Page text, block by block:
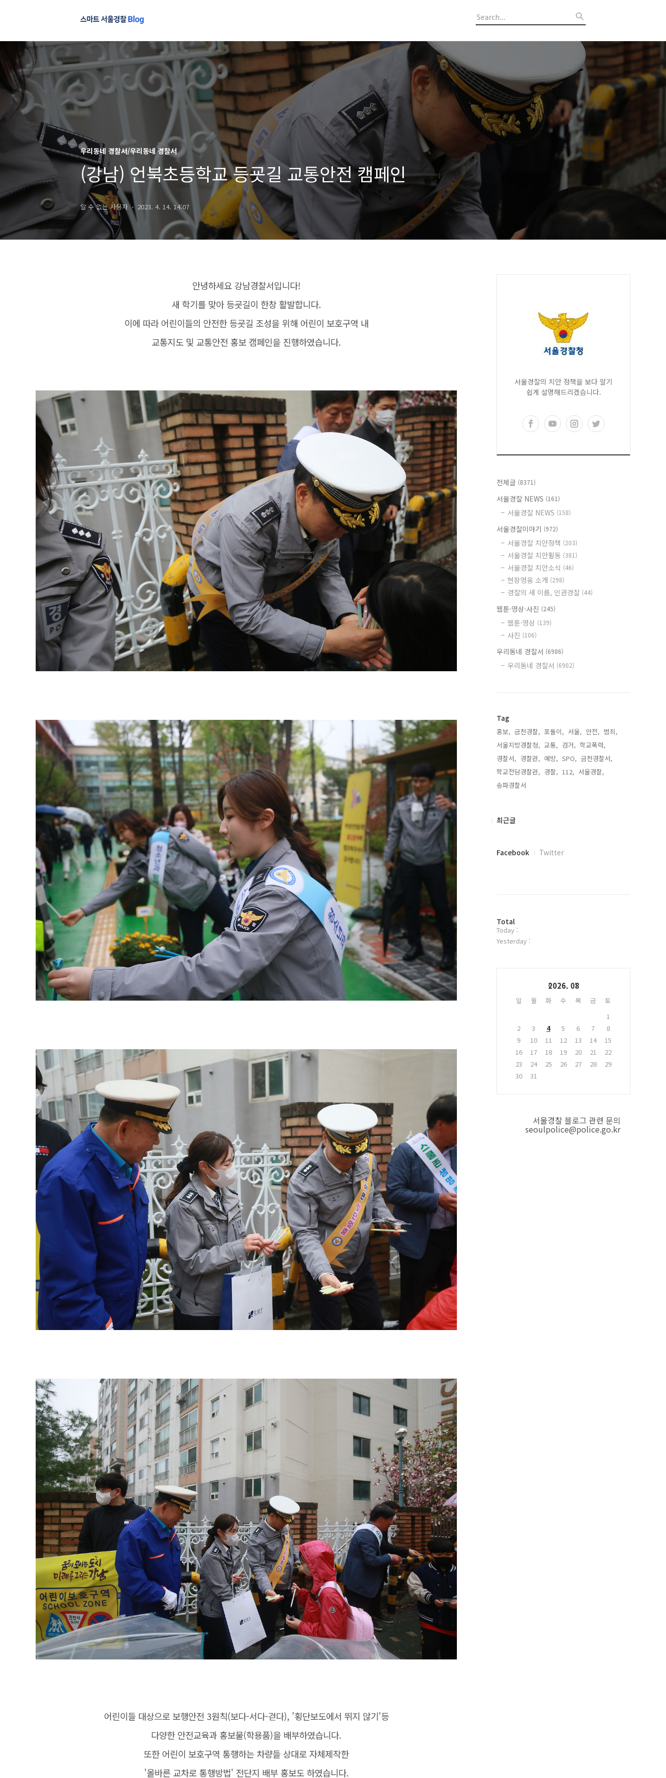
우리동네 경찰서/우리동네 경찰서
(강남) 언북초등학교 등굣길 교통안전 캠페인
알 수 없는 사용자 2023. 4. 14. 14:07
안녕하세요 강남경찰서입니다!
새 학기를 맞아 등굣길이 한창 활발합니다.
이에 따라 어린이들의 안전한 등굣길 조성을 위해 어린이 보호구역 내
교통지도 및 교통안전 홍보 캠페인을 진행하였습니다.
어린이들 대상으로 보행안전 3원칙(보다-서다-걷다), '횡단보도에서 뛰지 않기'등
다양한 안전교육과 홍보물(학용품)을 배부하였습니다.
또한 어린이 보호구역 통행하는 차량들 상대로 자체제작한
'올바른 교차로 통행방법' 전단지 배부 홍보도 하였습니다.
서울경찰의 치안 정책을 보다 알기
쉽게 설명해드리겠습니다.
전체글 (8371)
서울경찰 NEWS (161)
서울경찰 NEWS (158)
서울경찰이야기 (972)
서울경찰 치안정책 (203)
서울경찰 치안활동 (381)
서울경찰 치안소식 (46)
현장영웅 소개 (298)
경찰의 새 이름, 인권경찰 (44)
웹툰·영상·사진 (245)
웹툰·영상 (139)
사진 (106)
우리동네 경찰서 (6986)
우리동네 경찰서 (6902)
Tag
홍보, 금천경찰, 포돌이, 서울, 안전, 범죄,
서울지방경찰청, 교통, 검거, 학교폭력,
경찰서, 경찰관, 예방, SPO, 금천경찰서,
학교전담경찰관, 경찰, 112, 서울경찰,
송파경찰서,
최
최근글
페
플
러
그
Facebook Twitter
방
문
자
Total
Today :
Yesterday :
2026. 08
일 월 화 수 목 금
토
1
2
3 4 5 6 7
8
9
10 11 12 13 14
15
16
17 18 19 20 21
22
23
24 25 26 27 28
29
30
31
서울경찰 블로그 관련 문의
seoulpolice@police.go.kr